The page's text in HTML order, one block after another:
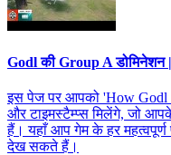
Godl की Group A डोमिनेशन
इस पेज पर आपको 'How Godl
और टाइमस्टैम्प्स मिलेंगे, जो
हैं। यहाँ आप गेम के हर
देख सकते हैं।